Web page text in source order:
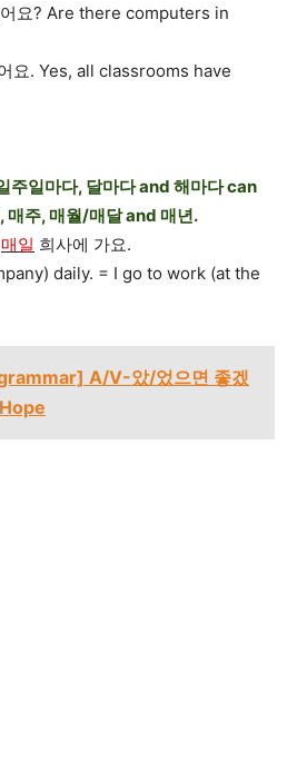
요? Are there computers in
요. Yes, all classrooms have
주일마다, 달마다 and 해마다 can
주, 매월/매달 and 매년.
매일 희사에 가요.
daily. = I go to work (at the
A/V-았/었으면 좋겠